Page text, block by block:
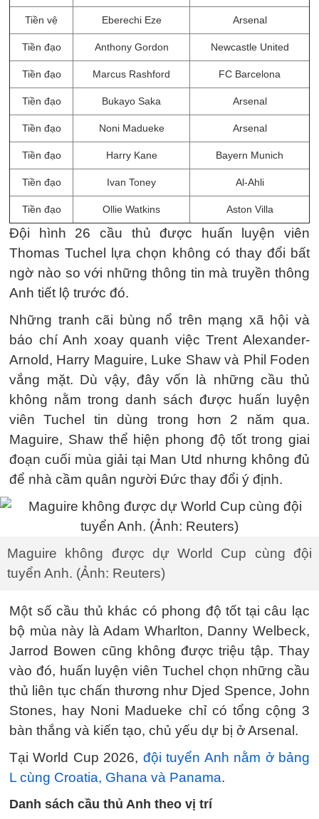
Tiền vệ Eberechi Eze Arsenal
Tiền đạo Anthony Gordon Newcastle United
Tiền đạo Marcus Rashford FC Barcelona
Tiền đạo Bukayo Saka Arsenal
Tiền đạo Noni Madueke Arsenal
Tiền đạo Harry Kane Bayern Munich
Tiền đạo Ivan Toney Al-Ahli
Tiền đạo Ollie Watkins Aston Villa
Đội hình 26 cầu thủ được huấn luyện viên
Thomas Tuchel lựa chọn không có thay đổi bất
ngờ nào so với những thông tin mà truyền thông
Anh tiết lộ trước đó.
Những tranh cãi bùng nổ trên mạng xã hội và
báo chí Anh xoay quanh việc Trent Alexander-
Arnold, Harry Maguire, Luke Shaw và Phil Foden
vắng mặt. Dù vậy, đây vốn là những cầu thủ
không nằm trong danh sách được huấn luyện
viên Tuchel tin dùng trong hơn 2 năm qua.
Maguire, Shaw thể hiện phong độ tốt trong giai
đoạn cuối mùa giải tại Man Utd nhưng không đủ
để nhà cầm quân người Đức thay đổi ý định.
Maguire không được dự World Cup cùng đội
tuyển Anh. (Ảnh: Reuters)
Một số cầu thủ khác có phong độ tốt tại câu lạc
bộ mùa này là Adam Wharlton, Danny Welbeck,
Jarrod Bowen cũng không được triệu tập. Thay
vào đó, huấn luyện viên Tuchel chọn những cầu
thủ liên tục chấn thương như Djed Spence, John
Stones, hay Noni Madueke chỉ có tổng cộng 3
bàn thắng và kiến tạo, chủ yếu dự bị ở Arsenal.
Tại World Cup 2026, đội tuyển Anh nằm ở bảng
L cùng Croatia, Ghana và Panama.
Danh sách cầu thủ Anh theo vị trí